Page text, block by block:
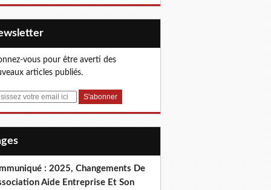
vous pour être averti des
articles publiés.
: 2025, Changements De
Aide Entreprise Et Son